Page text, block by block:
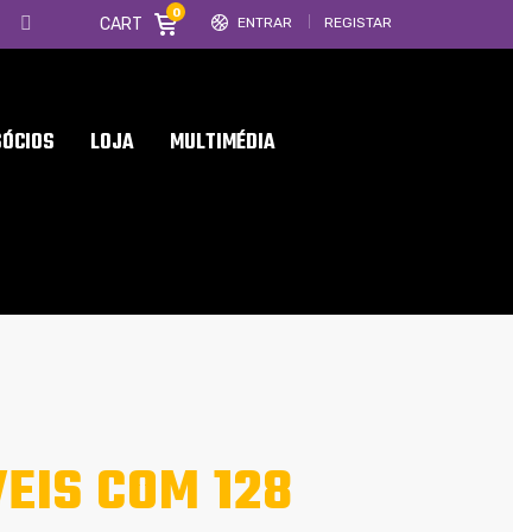
ENTRAR REGISTAR
CART
0
LOJA MULTIMÉDIA
COM 128